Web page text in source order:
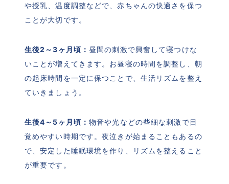
や授乳、温度調整などで、赤ちゃんの快適さを保つ
ことが大切です。
生後2～3ヶ月頃：昼間の刺激で興奮して寝つけな
いことが増えてきます。お昼寝の時間を調整し、朝
の起床時間を一定に保つことで、生活リズムを整え
ていきましょう。
生後4～5ヶ月頃：物音や光などの些細な刺激で目
覚めやすい時期です。夜泣きが始まることもあるの
で、安定した睡眠環境を作り、リズムを整えること
が重要です。